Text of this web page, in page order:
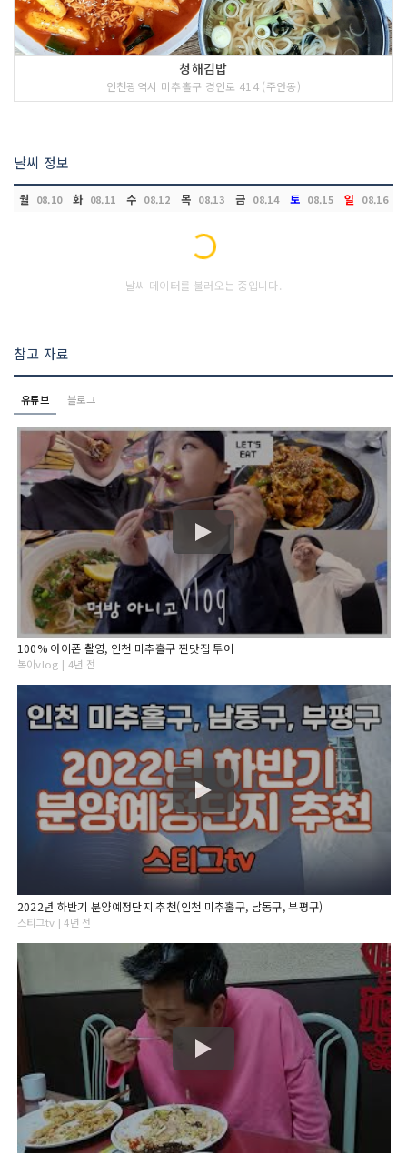
청해김밥
인천광역시 미추홀구 경인로 414 (주안동)
날씨 정보
월 08.10 화 08.11 수 08.12 목 08.13 금 08.14 토 08.15 일 08.16
Loading...
날씨 데이터를 불러오는 중입니다.
참고 자료
유튜브 블로그
100% 아이폰 촬영, 인천 미추홀구 찐맛집 투어
복이vlog | 4년 전
2022년 하반기 분양예정단지 추천(인천 미추홀구, 남동구, 부평구)
스티그tv | 4년 전